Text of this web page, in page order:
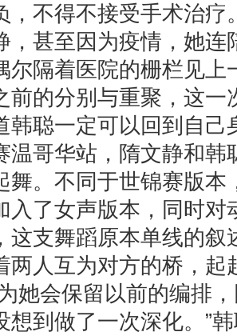
，不得不接受手术治疗
，甚至因为疫情，她连
尔隔着医院的栅栏见上
前的分别与重聚，这一
韩聪一定可以回到
温哥华站，隋文静和韩
舞。不同于世锦赛版本
入了女声版本，同时对
这支舞蹈原本单线的叙
两人互为对方的桥，起
她会保留以前的编排
想到做了一次深化。